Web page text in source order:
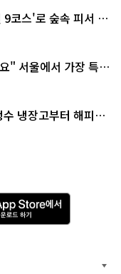
코스'로 숲속 피서 떠
" 서울에서 가장 특별
냉장고부터 해피소
A
p
p